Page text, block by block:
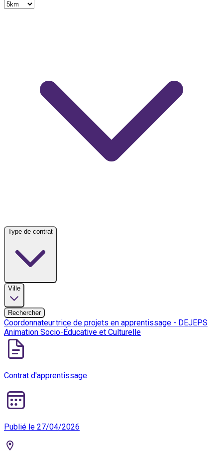
Type de contrat
Ville
Rechercher
Coordonnateur.trice de projets en apprentissage - DEJEPS
Animation Socio-Éducative et Culturelle
Contrat d'apprentissage
Publié le 27/04/2026